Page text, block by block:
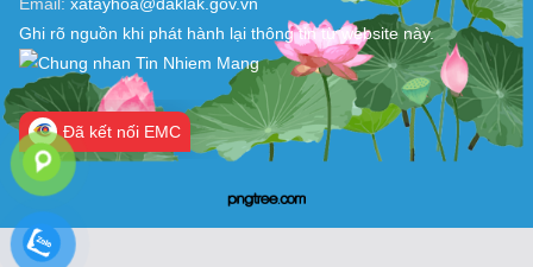
HĐND&UBND xã)
Điện thoại: 0257.3578 532 - Fax: 0257.3578 589 (Trung tâm Văn
hóa-Truyền thanh )
Email:xatayhoa@daklak.gov.vn
Ghi rõ nguồn khi phát hành lại thông tin từ website này.
Đã kết nối EMC